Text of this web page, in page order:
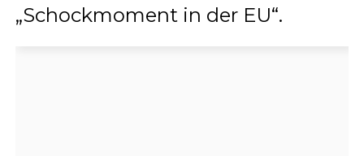
„Schockmoment in der EU“.